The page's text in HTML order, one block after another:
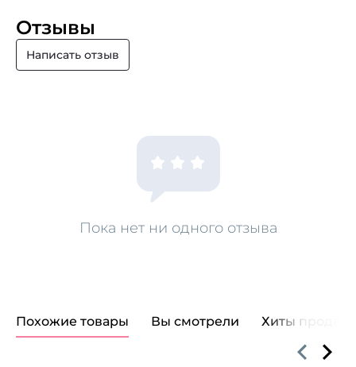
Отзывы
Написать отзыв
Пока нет ни одного отзыва
Похожие товары Вы смотрели Хиты продаж